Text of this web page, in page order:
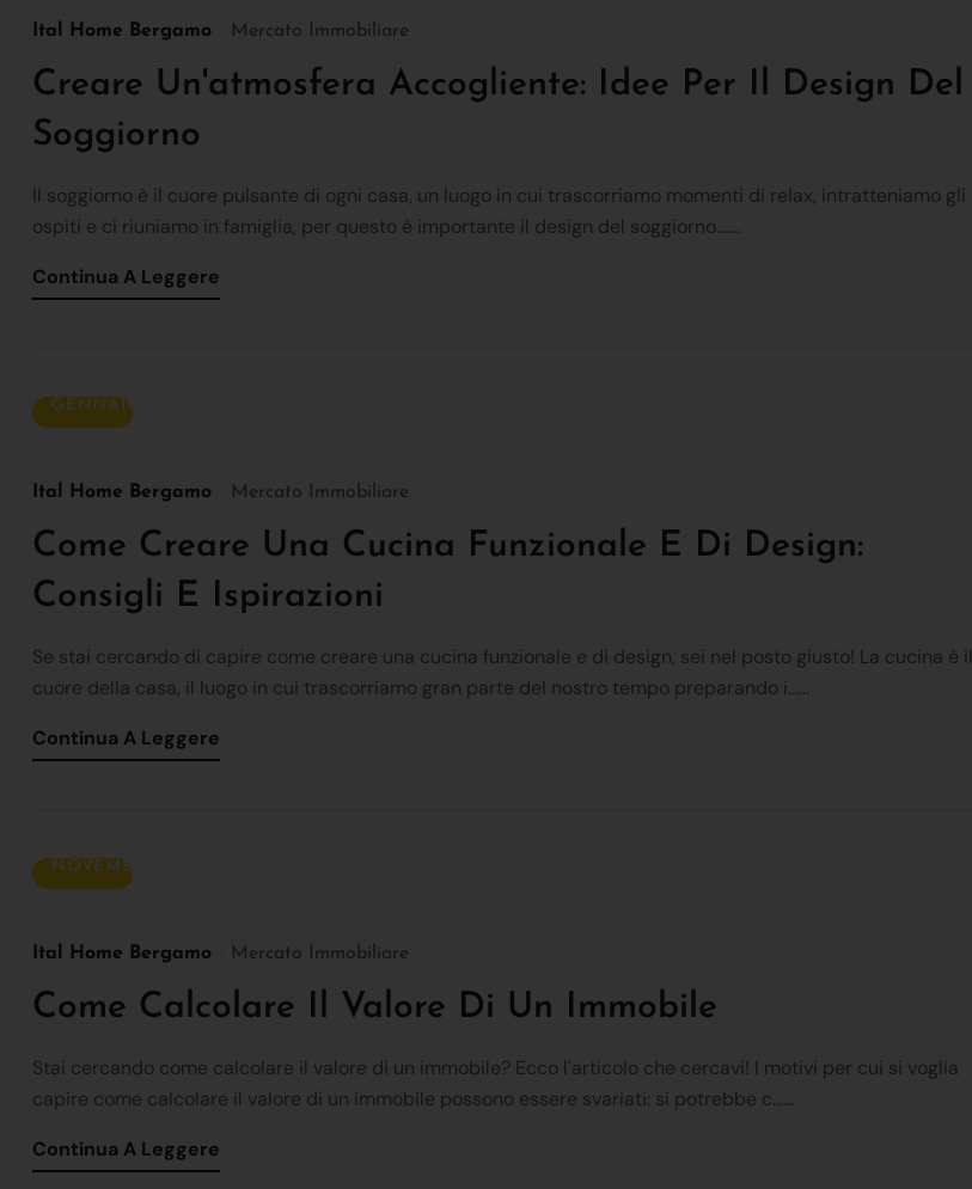
Ital Home Bergamo Mercato Immobiliare
Creare Un'atmosfera Accogliente: Idee Per Il Design Del
Soggiorno
Il soggiorno è il cuore pulsante di ogni casa, un luogo in cui trascorriamo momenti di relax, intratteniamo gli
ospiti e ci riuniamo in famiglia, per questo è importante il design del soggiorno.......
Continua A Leggere
GENNAIO
Ital Home Bergamo Mercato Immobiliare
Come Creare Una Cucina Funzionale E Di Design:
Consigli E Ispirazioni
Se stai cercando di capire come creare una cucina funzionale e di design, sei nel posto giusto! La cucina è il
cuore della casa, il luogo in cui trascorriamo gran parte del nostro tempo preparando i......
Continua A Leggere
NOVEMBRE
Ital Home Bergamo Mercato Immobiliare
Come Calcolare Il Valore Di Un Immobile
Stai cercando come calcolare il valore di un immobile? Ecco l'articolo che cercavi! I motivi per cui si voglia
capire come calcolare il valore di un immobile possono essere svariati: si potrebbe c......
Continua A Leggere